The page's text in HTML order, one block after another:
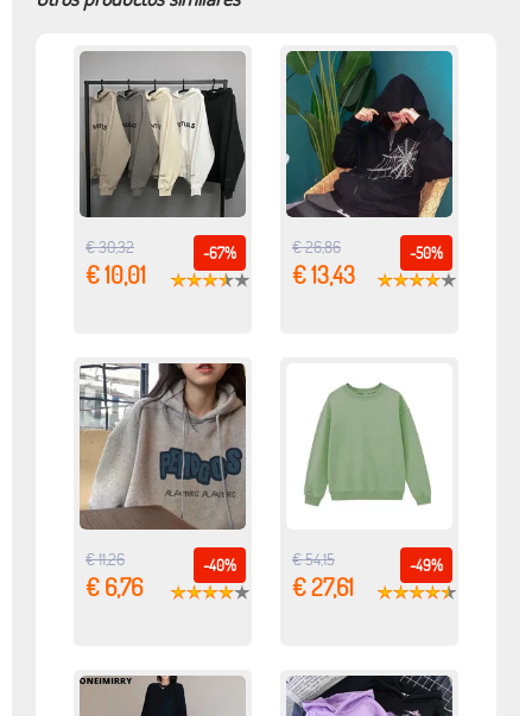
-67%
€ 30,32
€ 10,01
-50%
€ 26,86
€ 13,43
-40%
€ 11,26
€ 6,76
-49%
€ 54,15
€ 27,61